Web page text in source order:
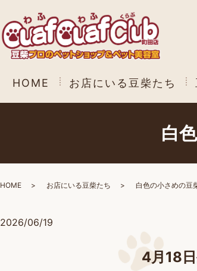
HOME お店にいる豆柴たち
白
HOME お店にいる豆柴たち 白色の小さめの豆
2026/06/19
4月18